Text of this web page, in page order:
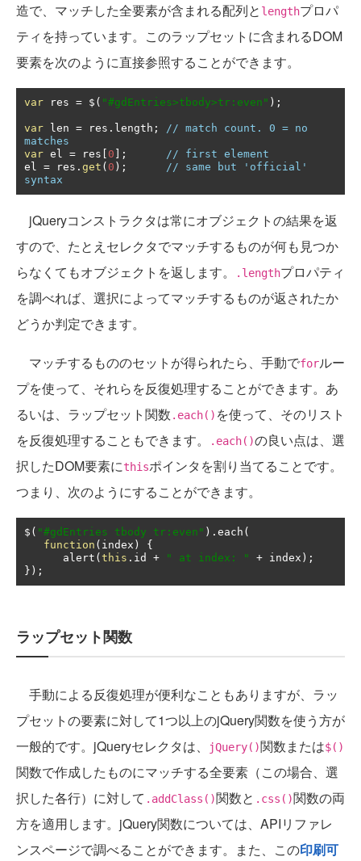
造で、マッチした全要素が含まれる配列と lengthプロパ
ティを持っています。このラップセットに含まれるDOM
要素を次のように直接参照することができます。
var res = $ ( "#gdEntries>tbody>tr:even" );
var len = res . length ;
// match count. 0 = no
matches
var el = res 0 ];
// first element
el = res . get ( 0 );
// same but 'official'
syntax
jQueryコンストラクタは常にオブジェクトの結果を返
すので、たとえセレクタでマッチするものが何も見つか
らなくてもオブジェクトを返します。
.lengthプロパティ
を調べれば、選択によってマッチするものが返されたか
どうか判定できます。
マッチするもののセットが得られたら、手動でforルー
プを使って、それらを反復処理することができます。あ
るいは、ラップセット関数 .each() を使って、そのリスト
を反復処理することもできます。
.each()の良い点は、選
択したDOM要素にthisポインタを割り当てることです。
つまり、次のようにすることができます。
$ ( "#gdEntries tbody tr:even" ). each (
function ( index )
{
      alert
( this . id + " at index: " + index );
});
ラップセット関数
手動による反復処理が便利なこともありますが、ラッ
プセットの要素に対して1つ以上のjQuery関数を使う方が
一般的です。jQueryセレクタは、
jQuery()関数または$()
関数で作成したものにマッチする全要素（この場合、選
択した各行）に対して .addClass()関数と .css()関数の両
方を適用します。jQuery関数については、APIリファレ
ンスページで調べることができます。また、この印刷可